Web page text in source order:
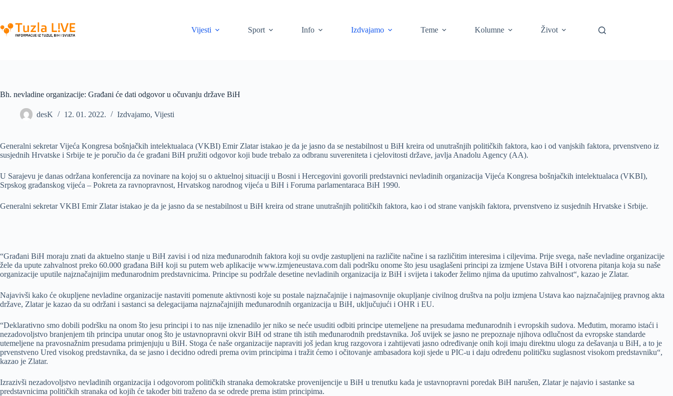
content
Vijesti
Sport Info Izdvajamo Teme Kolumne Život
Bh. nevladine organizacije: Građani će dati odgovor u očuvanju države BiH
desK 12. 01. 2022. Izdvajamo, Vijesti
Generalni sekretar Vijeća Kongresa bošnjačkih intelektualaca (VKBI) Emir Zlatar istakao je da je jasno da se nestabilnost u BiH kreira od unutrašnjih političkih faktora, kao i od vanjskih faktora, prvenstveno iz
susjednih Hrvatske i Srbije te je poručio da će građani BiH pružiti odgovor koji bude trebalo za odbranu suvereniteta i cjelovitosti države, javlja Anadolu Agency (AA).
U Sarajevu je danas održana konferencija za novinare na kojoj su o aktuelnoj situaciji u Bosni i Hercegovini govorili predstavnici nevladinih organizacija Vijeća Kongresa bošnjačkih intelektualaca (VKBI),
Srpskog građanskog vijeća – Pokreta za ravnopravnost, Hrvatskog narodnog vijeća u BiH i Foruma parlamentaraca BiH 1990.
Generalni sekretar VKBI Emir Zlatar istakao je da je jasno da se nestabilnost u BiH kreira od strane unutrašnjih političkih faktora, kao i od strane vanjskih faktora, prvenstveno iz susjednih Hrvatske i Srbije.
“Građani BiH moraju znati da aktuelno stanje u BiH zavisi i od niza međunarodnih faktora koji su ovdje zastupljeni na različite načine i sa različitim interesima i ciljevima. Prije svega, naše nevladine organizacije
žele da upute zahvalnost preko 60.000 građana BiH koji su putem web aplikacije www.izmjeneustava.com dali podršku onome što jesu usaglašeni principi za izmjene Ustava BiH i otvorena pitanja koja su naše
organizacije uputile najznačajnijim međunarodnim predstavnicima. Principe su podržale desetine nevladinih organizacija iz BiH i svijeta i također želimo njima da uputimo zahvalnost“, kazao je Zlatar.
Najavivši kako će okupljene nevladine organizacije nastaviti pomenute aktivnosti koje su postale najznačajnije i najmasovnije okupljanje civilnog društva na polju izmjena Ustava kao najznačajnijeg pravnog akta
države, Zlatar je kazao da su održani i sastanci sa delegacijama najznačajnijih međunarodnih organizacija u BiH, uključujući i OHR i EU.
“Deklarativno smo dobili podršku na onom što jesu principi i to nas nije iznenadilo jer niko se neće usuditi odbiti principe utemeljene na presudama međunarodnih i evropskih sudova. Međutim, moramo istaći i
nezadovoljstvo branjenjem tih principa unutar onog što je ustavnopravni okvir BiH od strane tih istih međunarodnih predstavnika. Još uvijek se jasno ne prepoznaje njihova odlučnost da evropske standarde
utemeljene na pravosnažnim presudama primjenjuju u BiH. Stoga će naše organizacije napraviti još jedan krug razgovora i zahtijevati jasno određivanje onih koji imaju direktnu ulogu za dešavanja u BiH, a to je
prvenstveno Ured visokog predstavnika, da se jasno i decidno odredi prema ovim principima i tražit ćemo i očitovanje ambasadora koji sjede u PIC-u i daju određenu političku suglasnost visokom predstavniku“,
kazao je Zlatar.
Izrazivši nezadovoljstvo nevladinih organizacija i odgovorom političkih stranaka demokratske provenijencije u BiH u trenutku kada je ustavnopravni poredak BiH narušen, Zlatar je najavio i sastanke sa
predstavnicima političkih stranaka od kojih će također biti traženo da se odrede prema istim principima.